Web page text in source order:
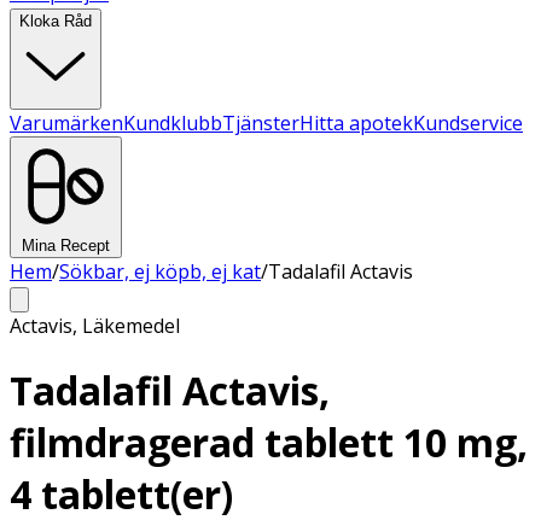
Kloka Råd
VarumärkenKundklubbTjänsterHitta apotekKundservice
Mina Recept
Hem/Sökbar, ej köpb, ej kat/Tadalafil Actavis
Actavis, Läkemedel
Tadalafil Actavis,
filmdragerad tablett 10 mg,
4 tablett(er)